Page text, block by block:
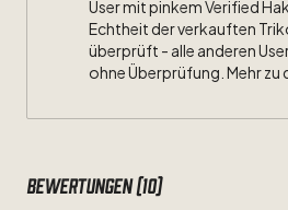
User mit pinkem Verified
Echtheit der verkauften
überprüft - alle anderen
ohne Überprüfung. Mehr zu
Bewertungen (10)